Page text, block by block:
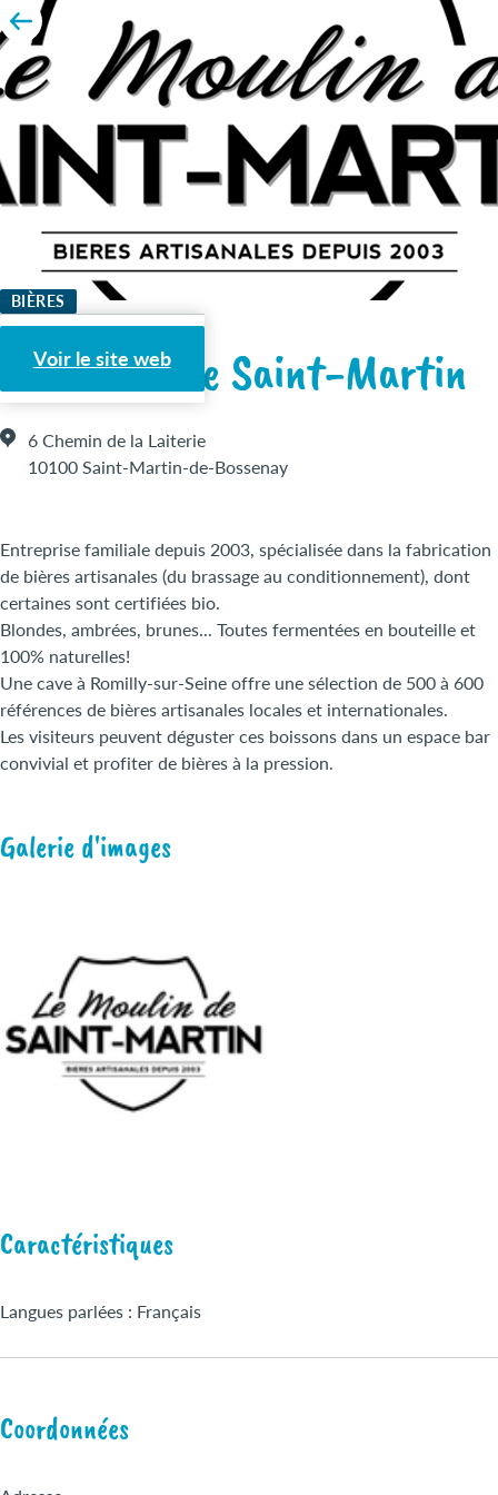
BIÈRES
Voir le site web
Le Moulin de Saint-Martin
6 Chemin de la Laiterie
10100 Saint-Martin-de-Bossenay
Entreprise familiale depuis 2003, spécialisée dans la fabrication
de bières artisanales (du brassage au conditionnement), dont
certaines sont certifiées bio.
Blondes, ambrées, brunes... Toutes fermentées en bouteille et
100% naturelles!
Une cave à Romilly-sur-Seine offre une sélection de 500 à 600
références de bières artisanales locales et internationales.
Les visiteurs peuvent déguster ces boissons dans un espace bar
convivial et profiter de bières à la pression.
Galerie d'images
Caractéristiques
Langues parlées : Français
Coordonnées